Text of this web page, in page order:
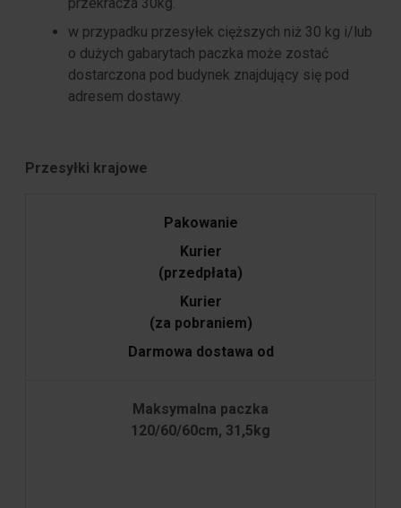
przekracza 30kg.
w przypadku przesyłek cięższych niż 30 kg i/lub
o dużych gabarytach paczka może zostać
dostarczona pod budynek znajdujący się pod
adresem dostawy.
Przesyłki krajowe
Pakowanie
Kurier
(przedpłata)
Kurier
(za pobraniem)
Darmowa dostawa od
Maksymalna paczka
120/60/60cm, 31,5kg